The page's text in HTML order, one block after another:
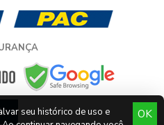
OK
seu histórico de uso e